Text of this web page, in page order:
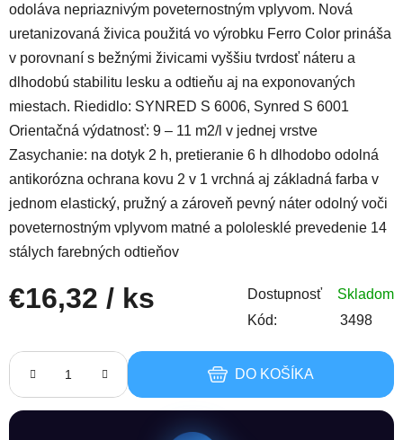
odoláva nepriaznivým poveternostným vplyvom. Nová
uretanizovaná živica použitá vo výrobku Ferro Color prináša
v porovnaní s bežnými živicami vyššiu tvrdosť náteru a
dlhodobú stabilitu lesku a odtieňu aj na exponovaných
miestach. Riedidlo: SYNRED S 6006, Synred S 6001
Orientačná výdatnosť: 9 – 11 m2/l v jednej vrstve
Zasychanie: na dotyk 2 h, pretieranie 6 h dlhodobo odolná
antikorózna ochrana kovu 2 v 1 vrchná aj základná farba v
jednom elastický, pružný a zároveň pevný náter odolný voči
poveternostným vplyvom matné a pololesklé prevedenie 14
stálych farebných odtieňov
€16,32 / ks Dostupnosť
Skladom
Kód:
3498
DO KOŠÍKA